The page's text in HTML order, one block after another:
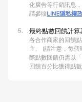
化廣告等行銷訊息
請參照LINE隱私權
5. 最終點數回饋計算
各合作商家的回饋
主。 (請注意，每
際點數回饋仍需以
回饋百分比獲得點數